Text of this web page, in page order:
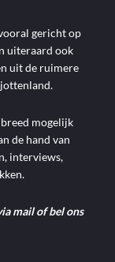
gericht op
uiteraard ook
uit de ruimere
mogelijk
de hand van
interviews,
mail of bel ons